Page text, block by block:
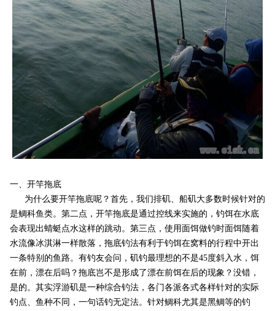
一、开竿拖底
为什么要开竿拖底呢？首先，我们排矶、船矶大多数时候针对的
是鲷科鱼类。第二点，开竿拖底是通过控线来实施的，钓饵在水底
会表现出蜻蜓点水这样的跳动。第三点，使用面饵做钓时面饵随着
水流像冰淇淋一样散落，拖底钓法有利于钓饵在窝料的行程中开出
一条特别的鱼路。有钓友会问，矶钓最理想的不是45度斜入水，饵
在前，漂在后吗？拖底岂不是形成了漂在前饵在后的现象？没错，
是的。其实浮游矶是一种综合钓法，各门各派各式各样针对的实际
钓点、鱼种不同，一句话钓无定法。针对鲷科尤其是黑鲷等的钓